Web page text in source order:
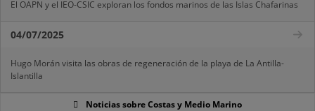
El OAPN y el IEO-CSIC exploran los fondos marinos de las Islas Chafarinas
04/07/2025
Hugo Morán visita las obras de regeneración de la playa de La Antilla-
Islantilla
Noticias sobre Costas y Medio Marino